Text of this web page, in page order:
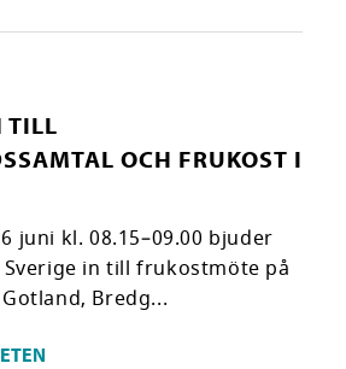
TILL
OCH FRUKOST I
juni kl. 08.15–09.00 bjuder
in till frukostmöte på
Bredg...